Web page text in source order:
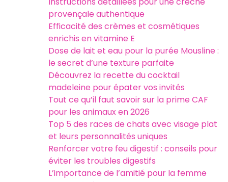
provençale authentique
Efficacité des crèmes et cosmétiques
enrichis en vitamine E
Dose de lait et eau pour la purée Mousline :
le secret d’une texture parfaite
Découvrez la recette du cocktail
madeleine pour épater vos invités
Tout ce qu’il faut savoir sur la prime CAF
pour les animaux en 2026
Top 5 des races de chats avec visage plat
et leurs personnalités uniques
Renforcer votre feu digestif : conseils pour
éviter les troubles digestifs
L’importance de l’amitié pour la femme